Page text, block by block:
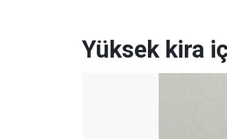
Yüksek kira